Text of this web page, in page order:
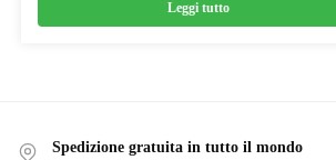
Leggi tutto
Spedizione gratuita in tutto il mondo